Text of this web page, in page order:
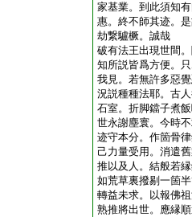
家基業。到此須知
惠。終不師其迹。
劫繋驢橛。誠哉
破有法王出現世間
知所説皆爲方便。
我見。若無許多惡
況説種種法耶。古
石室。折脚鐺子煮
世永謝塵寰。今時
迹守本分。作箇骨
己力量受用。消遣
推以及人。結般若
如荒草裏撥剔一箇
轉益未求。以報佛
熟推將出世。應縁